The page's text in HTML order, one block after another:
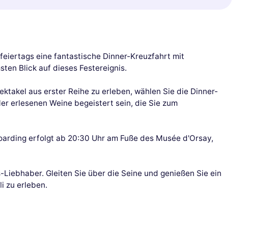
eine fantastische Dinner-Kreuzfahrt mit
Blick auf dieses Festereignis.
aus erster Reihe zu erleben, wählen Sie die Dinner-
erlesenen Weine begeistert sein, die Sie zum
erfolgt ab 20:30 Uhr am Fuße des Musée d'Orsay,
Gleiten Sie über die Seine und genießen Sie ein
zu erleben.